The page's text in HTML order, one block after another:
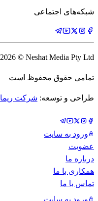
شبکه‌های اجتماعی
2026 © Neshat Media Pty Ltd
تمامی حقوق محفوظ است
طراحی و توسعه: شرکت
ورود به سایت
عضویت
درباره ما
همکاری با ما
تماس با ما
ورود به سایت